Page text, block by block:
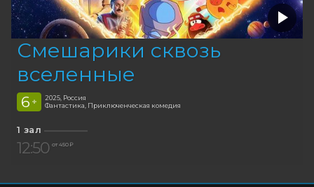
Смешарики сквозь
вселенные
6 +
2025, Россия
Фантастика, Приключенческая комедия
1 зал
12:50 от 450 ₽